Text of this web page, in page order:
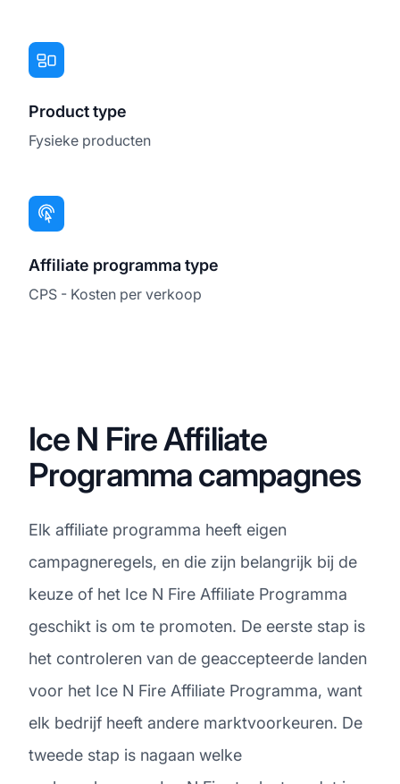
Product type
Fysieke producten
Affiliate programma type
CPS - Kosten per verkoop
Ice N Fire Affiliate
Programma campagnes
Elk affiliate programma heeft eigen
campagneregels, en die zijn belangrijk bij de
keuze of het Ice N Fire Affiliate Programma
geschikt is om te promoten. De eerste stap is
het controleren van de geaccepteerde landen
voor het Ice N Fire Affiliate Programma, want
elk bedrijf heeft andere marktvoorkeuren. De
tweede stap is nagaan welke